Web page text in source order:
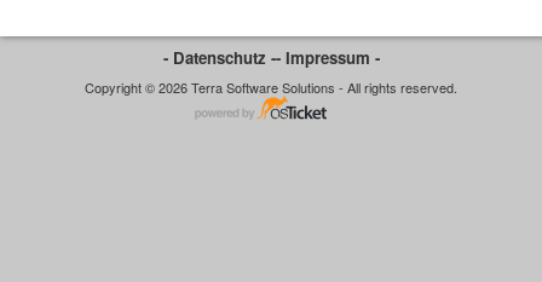
- Datenschutz -- Impressum -
Copyright © 2026 Terra Software Solutions - All rights reserved.